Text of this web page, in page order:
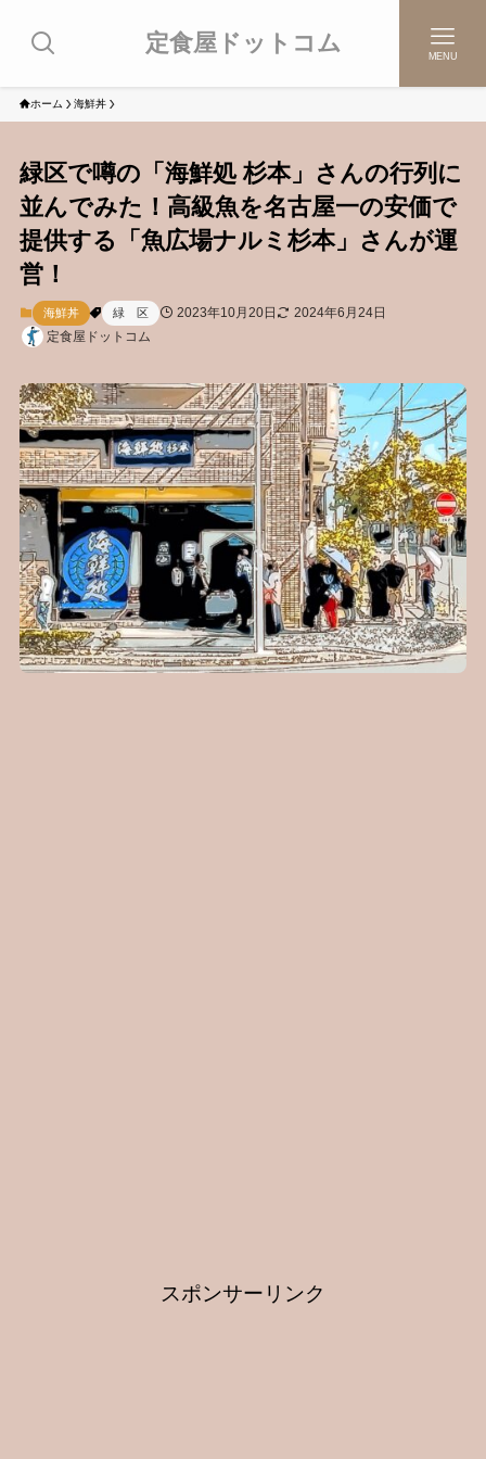
定食屋ドットコム MENU
ホーム 海鮮丼
緑区で噂の「海鮮処 杉本」さんの行列に
並んでみた！高級魚を名古屋一の安価で
提供する「魚広場ナルミ杉本」さんが運
営！
海鮮丼 緑 区 2023年10月20日
2024年6月24日
定食屋ドットコム
スポンサーリンク